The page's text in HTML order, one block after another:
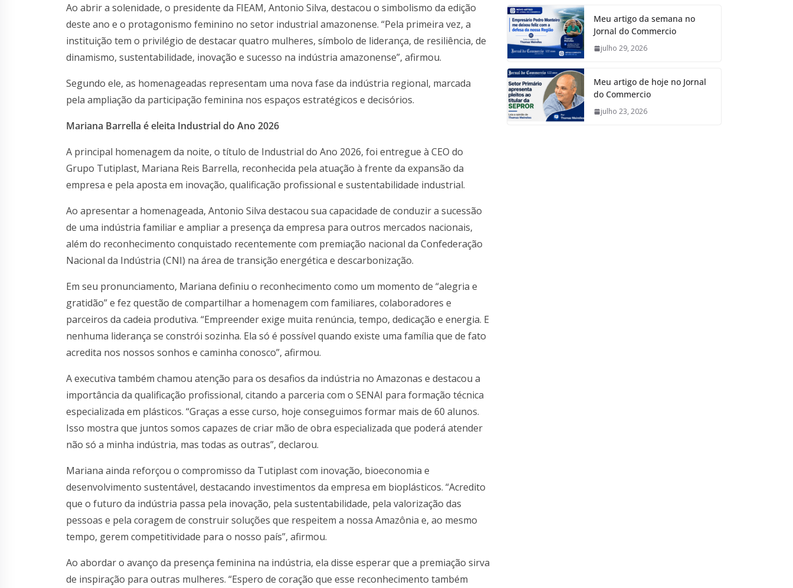
Ao abrir a solenidade, o presidente da FIEAM, Antonio Silva, destacou o simbolismo da edição
deste ano e o protagonismo feminino no setor industrial amazonense. “Pela primeira vez, a
instituição tem o privilégio de destacar quatro mulheres, símbolo de liderança, de resiliência, de
dinamismo, sustentabilidade, inovação e sucesso na indústria amazonense”, afirmou.
Segundo ele, as homenageadas representam uma nova fase da indústria regional, marcada
pela ampliação da participação feminina nos espaços estratégicos e decisórios.
Mariana Barrella é eleita Industrial do Ano 2026
A principal homenagem da noite, o título de Industrial do Ano 2026, foi entregue à CEO do
Grupo Tutiplast, Mariana Reis Barrella, reconhecida pela atuação à frente da expansão da
empresa e pela aposta em inovação, qualificação profissional e sustentabilidade industrial.
Ao apresentar a homenageada, Antonio Silva destacou sua capacidade de conduzir a sucessão
de uma indústria familiar e ampliar a presença da empresa para outros mercados nacionais,
além do reconhecimento conquistado recentemente com premiação nacional da Confederação
Nacional da Indústria (CNI) na área de transição energética e descarbonização.
Em seu pronunciamento, Mariana definiu o reconhecimento como um momento de “alegria e
gratidão” e fez questão de compartilhar a homenagem com familiares, colaboradores e
parceiros da cadeia produtiva. “Empreender exige muita renúncia, tempo, dedicação e energia. E
nenhuma liderança se constrói sozinha. Ela só é possível quando existe uma família que de fato
acredita nos nossos sonhos e caminha conosco”, afirmou.
A executiva também chamou atenção para os desafios da indústria no Amazonas e destacou a
importância da qualificação profissional, citando a parceria com o SENAI para formação técnica
especializada em plásticos. “Graças a esse curso, hoje conseguimos formar mais de 60 alunos.
Isso mostra que juntos somos capazes de criar mão de obra especializada que poderá atender
não só a minha indústria, mas todas as outras”, declarou.
Mariana ainda reforçou o compromisso da Tutiplast com inovação, bioeconomia e
desenvolvimento sustentável, destacando investimentos da empresa em bioplásticos. “Acredito
que o futuro da indústria passa pela inovação, pela sustentabilidade, pela valorização das
pessoas e pela coragem de construir soluções que respeitem a nossa Amazônia e, ao mesmo
tempo, gerem competitividade para o nosso país”, afirmou.
Ao abordar o avanço da presença feminina na indústria, ela disse esperar que a premiação sirva
de inspiração para outras mulheres. “Espero de coração que esse reconhecimento também
Meu artigo da semana no
Jornal do Commercio
julho 29, 2026
Meu artigo de hoje no Jornal
do Commercio
julho 23, 2026